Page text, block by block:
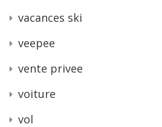
vacances ski
veepee
vente privee
voiture
vol